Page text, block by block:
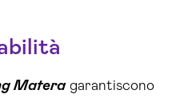
Materagarantiscono